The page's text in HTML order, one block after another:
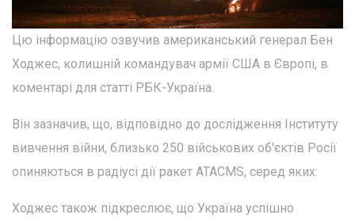
Цю інформацію озвучив американський генерал Бен
Ходжес, колишній командувач армії США в Європі, в
коментарі для статті РБК-Україна.
Він зазначив, що, відповідно до дослідження Інституту
вивчення війни, близько 250 військових об'єктів Росії
опиняються в радіусі дії ракет ATACMS, серед яких:
Ходжес також підкреслює, що Україна успішно